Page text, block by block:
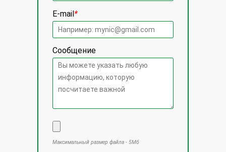
E-mail*
Сообщение
Максимальный размер файла - 5Мб